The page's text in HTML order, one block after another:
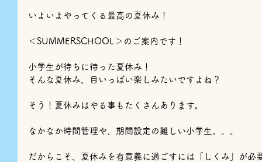
いよいよやってくる最高の夏休み！
＜SUMMERSCHOOL＞のご案内です！
小学生が待ちに待った夏休み！
そんな夏休み、目いっぱい楽しみたいですよね？
そう！夏休みはやる事もたくさんあります。
なかなか時間管理や、 期間設定の難しい小学生。。。
だからこそ、夏休みを有意義に過ごすには「しくみ」が必